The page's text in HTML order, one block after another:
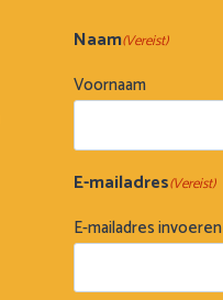
Naam(Vereist)
Voornaam
E-mailadres(Vereist)
E-mailadres invoeren